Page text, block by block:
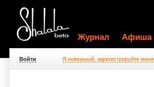
Журнал Афиша
Войти Я новенький, зарегистрируйте меня